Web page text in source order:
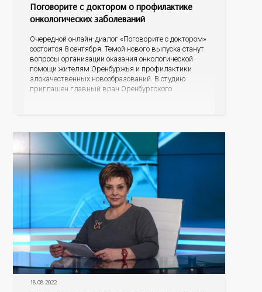
Поговорите с доктором о профилактике
онкологических заболеваний
Очередной онлайн-диалог «Поговорите с доктором»
состоится 8 сентября. Темой нового выпуска станут
вопросы организации оказания онкологической
помощи жителям Оренбуржья и профилактики
злокачественных новообразований. В студию
приглашен главный врач Оренбургского
время диспансеризации определять опухоли
различных локализаций на ранних стадиях,
18.08.2022